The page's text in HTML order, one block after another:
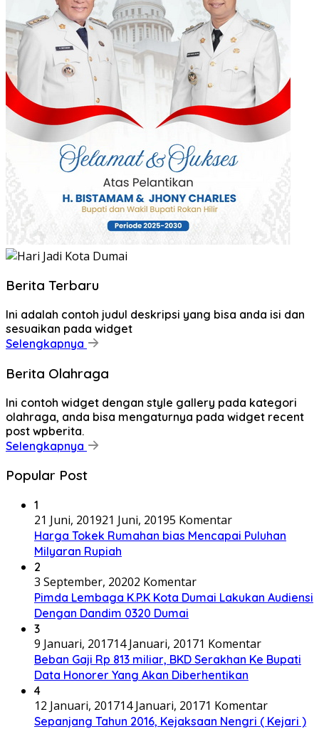
Berita Terbaru
Ini adalah contoh judul deskripsi yang bisa anda isi dan
sesuaikan pada widget
Selengkapnya
Berita Olahraga
Ini contoh widget dengan style gallery pada kategori
olahraga, anda bisa mengaturnya pada widget recent
post wpberita.
Selengkapnya
Popular Post
1
21 Juni, 201921 Juni, 20195 Komentar
Harga Tokek Rumahan bias Mencapai Puluhan
Milyaran Rupiah
2
3 September, 20202 Komentar
Pimda Lembaga K.P.K Kota Dumai Lakukan Audiensi
Dengan Dandim 0320 Dumai
3
9 Januari, 201714 Januari, 20171 Komentar
Beban Gaji Rp 813 miliar, BKD Serakhan Ke Bupati
Data Honorer Yang Akan Diberhentikan
4
12 Januari, 201714 Januari, 20171 Komentar
Sepanjang Tahun 2016, Kejaksaan Nengri ( Kejari )